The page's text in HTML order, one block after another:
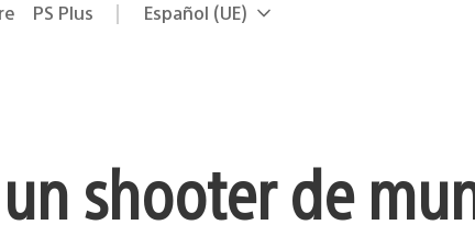
PS Plus Selecciona
Región
Español (UE)
shooter de